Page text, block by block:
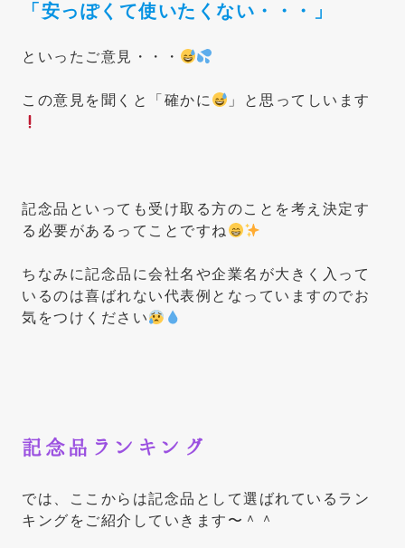
「安っぽくて使いたくない・・・」
といったご意見・・・
この意見を聞くと「確かに 」と思ってしいます
記念品といっても受け取る方のことを考え決定す
る必要があるってことですね
ちなみに記念品に会社名や企業名が大きく入って
いるのは喜ばれない代表例となっていますのでお
気をつけください
記念品ランキング
では、ここからは記念品として選ばれているラン
キングをご紹介していきます〜＾＾